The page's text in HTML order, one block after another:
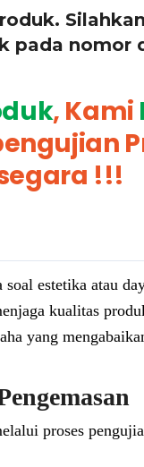
pada nomor
, Kami
!!!
soal estetika atau
kualitas
yang
proses